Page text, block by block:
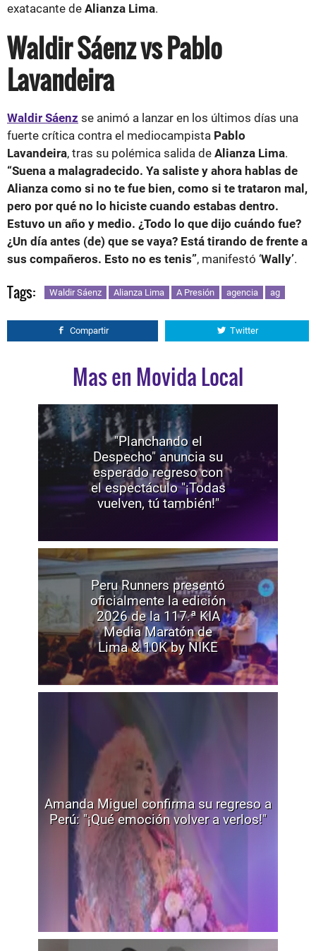
exatacante de Alianza Lima.
Waldir Sáenz vs Pablo
Lavandeira
Waldir Sáenz se animó a lanzar en los últimos días una
fuerte crítica contra el mediocampista Pablo
Lavandeira, tras su polémica salida de Alianza Lima.
“Suena a malagradecido. Ya saliste y ahora hablas de
Alianza como si no te fue bien, como si te trataron mal,
pero por qué no lo hiciste cuando estabas dentro.
Estuvo un año y medio. ¿Todo lo que dijo cuándo fue?
¿Un día antes (de) que se vaya? Está tirando de frente a
sus compañeros. Esto no es tenis”, manifestó ‘Wally’.
Tags: Waldir Sáenz Alianza Lima A Presión agencia ag
Compartir Twitter
Mas en Movida Local
"Planchando el
Despecho" anuncia su
esperado regreso con
el espectáculo "¡Todas
vuelven, tú también!"
Peru Runners presentó
oficialmente la edición
2026 de la 117.ª KIA
Media Maratón de
Lima & 10K by NIKE
Amanda Miguel confirma su regreso a
Perú: "¡Qué emoción volver a verlos!"